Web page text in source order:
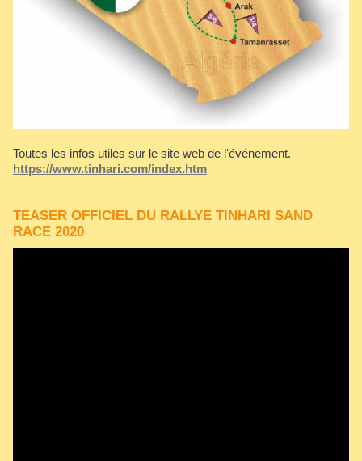
Toutes les infos utiles sur le site web de l'événement.
https://www.tinhari.com/index.htm
TEASER OFFICIEL DU RALLYE TINHARI SAND
RACE 2020